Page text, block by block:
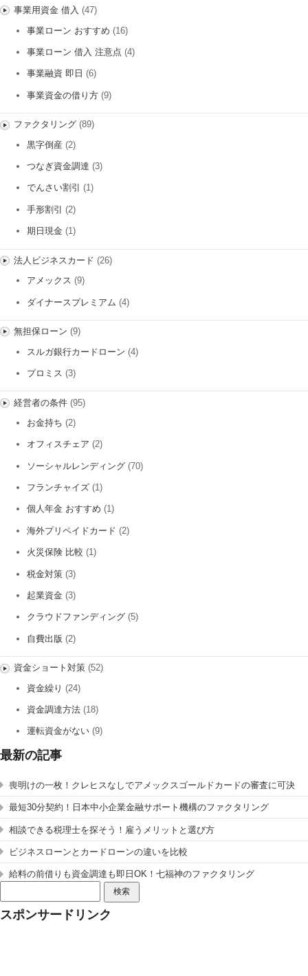
事業用資金 借入 (47)
事業ローン おすすめ (16)
事業ローン 借入 注意点 (4)
事業融資 即日 (6)
事業資金の借り方 (9)
ファクタリング(89)
黒字倒産 (2)
つなぎ資金調達 (3)
でんさい割引 (1)
手形割引 (2)
期日現金 (1)
法人ビジネスカード (26)
アメックス (9)
ダイナースプレミアム (4)
無担保ローン (9)
スルガ銀行カードローン (4)
プロミス (3)
経営者の条件(95)
お金持ち (2)
オフィスチェア (2)
ソーシャルレンディング (70)
フランチャイズ (1)
個人年金 おすすめ (1)
海外プリペイドカード (2)
火災保険 比較 (1)
税金対策 (3)
起業資金 (3)
クラウドファンディング (5)
自費出版 (2)
資金ショート対策(52)
資金繰り (24)
資金調達方法 (18)
運転資金がない (9)
最新の記事
喪明けの一枚！クレヒスなしでアメックスゴールドカードの審査に可決
最短30分契約！日本中小企業金融サポート機構のファクタリング
相談できる税理士を探そう！雇うメリットと選び方
ビジネスローンとカードローンの違いを比較
給料の前借りも資金調達も即日OK！七福神のファクタリング
索:
スポンサードリンク